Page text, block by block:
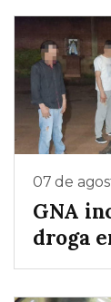
07 de
GNA
droga